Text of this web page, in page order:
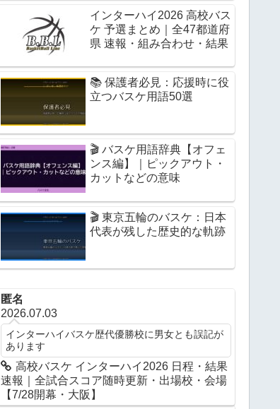
インターハイ2026 高校バス
ケ 予選まとめ｜全47都道府
県 速報・組み合わせ・結果
📚 保護者必見：応援時に役
立つバスケ用語50選
🎬 バスケ用語辞典【オフェ
ンス編】｜ピックアウト・
カットなどの意味
🎬 東京五輪のバスケ：日本
代表が残した歴史的な軌跡
匿名
2026.07.03
インターハイバスケ歴代優勝校に男女とも誤記が
あります
高校バスケ インターハイ2026 日程・結果
速報｜全試合スコア随時更新・出場校・会場
【7/28開幕・大阪】